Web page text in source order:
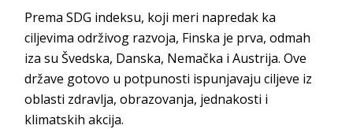
Prema SDG indeksu, koji meri napredak ka
ciljevima održivog razvoja, Finska je prva, odmah
iza suŠvedska, Danska, Nemačka iAustrija. Ove
države gotovo u potpunosti ispunjavaju ciljeve iz
oblasti zdravlja, obrazovanja, jednakosti i
klimatskih akcija.